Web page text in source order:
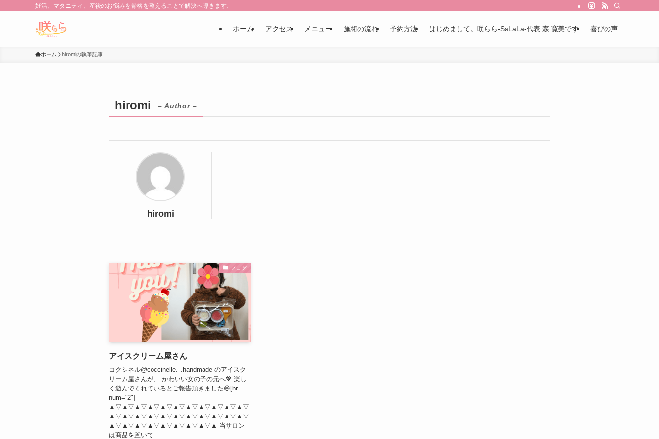
妊活、マタニティ、産後のお悩みを骨格を整えることで解決へ導きます。
ホーム アクセス メニュー 施術の流れ 予約方法 はじめまして。咲らら-SaLaLa-代表 森 寛美です 喜びの声
ホーム hiromiの執筆記事
hiromi – Author –
hiromi
ブログ
アイスクリーム屋さん
コクシネル@coccinelle._.handmade のアイスク
リーム屋さんが、 かわいい女の子の元へ💖 楽し
く遊んでくれているとご報告頂きました😄[br
num="2"]
▲▽▲▽▲▽▲▽▲▽▲▽▲▽▲▽▲▽▲▽▲▽
▲▽▲▽▲▽▲▽▲▽▲▽▲▽▲▽▲▽▲▽▲▽
▲▽▲▽▲▽▲▽▲▽▲▽▲▽▲▽▲ 当サロン
は商品を置いて...